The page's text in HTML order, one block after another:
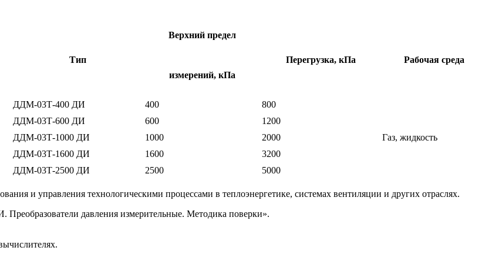
Тип
Верхний предел
измерений, кПа
Перегрузка, кПа Рабочая среда
ДДМ-03Т-400 ДИ 400 800
Газ, жидкость
ДДМ-03Т-600 ДИ 600
1200
ДДМ-03Т-1000 ДИ 1000
2000
ДДМ-03Т-1600 ДИ 1600
3200
ДДМ-03Т-2500 ДИ 2500 5000
и управления технологическими процессами в теплоэнергетике, системах вентиляции и других отраслях.
давления измерительные. Методика поверки».